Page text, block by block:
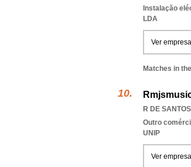
Instalação
LDA
Ver empresa
Matches in
R DE
Outro
UNIP
Ver empresa